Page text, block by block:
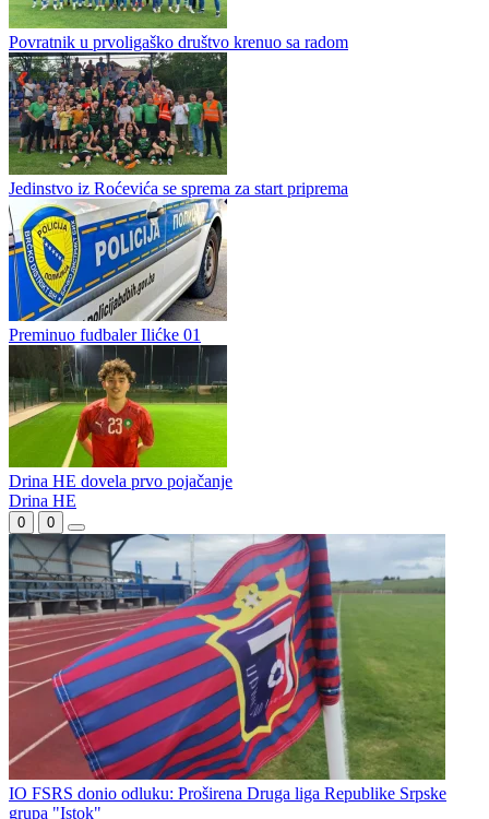
Simić i Demonjić zadužili dres Jedinstva
Povratnik u prvoligaško društvo krenuo sa radom
Jedinstvo iz Roćevića se sprema za start priprema
Preminuo fudbaler Ilićke 01
Drina HE dovela prvo pojačanje
Drina HE
0